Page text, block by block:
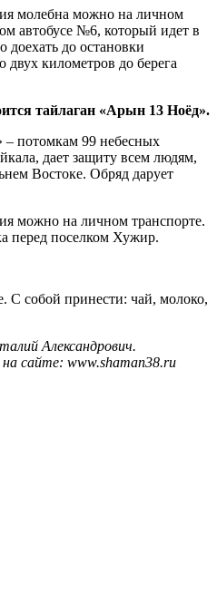
молебна можно на личном
автобусе №6, который идет в
до остановки
километров до берега
тайлаган «Арын 13 Ноёд».
потомкам 99 небесных
дает защиту всем людям,
Востоке. Обряд дарует
можно на личном транспорте.
перед поселком Хужир.
собой принести: чай, молоко,
Александрович.
сайте: www.shaman38.ru